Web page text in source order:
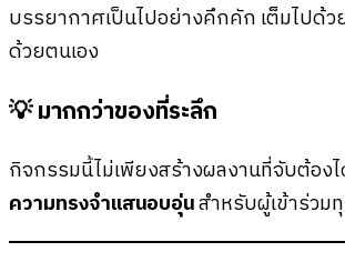
บรรยากาศเป็นไปอย่างคึกคัก เต็มไปด้
ด้วยตนเอง
💡 มากกว่าของที่ระลึก
กิจกรรมนี้ไม่เพียงสร้างผลงานที่จับต้อง
ความทรงจำแสนอบอุ่นสำหรับผู้เข้าร่วม